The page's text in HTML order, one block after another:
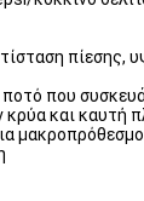
πίεσης,
που
κρύα και καυτή
μακροπρόθεσμο